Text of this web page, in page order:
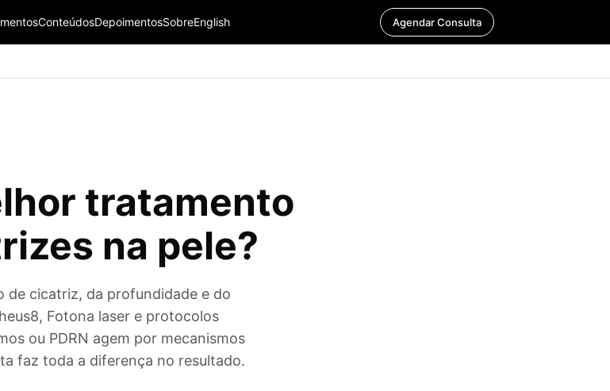
ConteúdosDepoimentosSobreEnglish Agendar Consulta
tratamento
na pele?
de cicatriz, da profundidade e do
Fotona laser e protocolos
ou PDRN agem por mecanismos
faz toda a diferença no resultado.